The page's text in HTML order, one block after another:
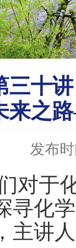
三十
来之
发布
对于
寻化
主讲人